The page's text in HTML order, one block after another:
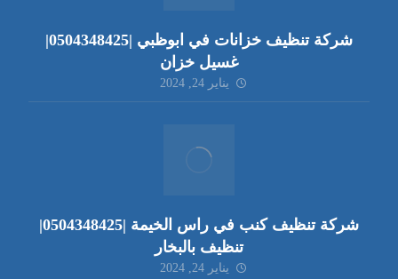
شركة تنظيف خزانات في ابوظبي |0504348425|
غسيل خزان
يناير 24, 2024
شركة تنظيف كنب في راس الخيمة |0504348425|
تنظيف بالبخار
يناير 24, 2024